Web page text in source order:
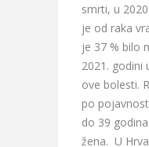
smrti, u
je od raka
je 37 % bilo
2021. godini
ove bolesti.
po
do 39
žena. U